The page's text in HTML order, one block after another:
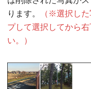
ります。
（※選択し
プして選択してから
い。）